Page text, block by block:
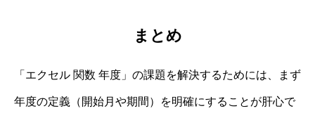
まとめ
「エクセル 関数 年度」の課題を解決するためには、まず
年度の定義（開始月や期間）を明確にすることが肝心で